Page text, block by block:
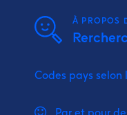
À PROPOS
Codes pays selon
Par et pour